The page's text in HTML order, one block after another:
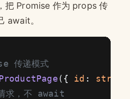
把 Promise 作为 props 传
await。
传递模式
({ id : string
求，不 await